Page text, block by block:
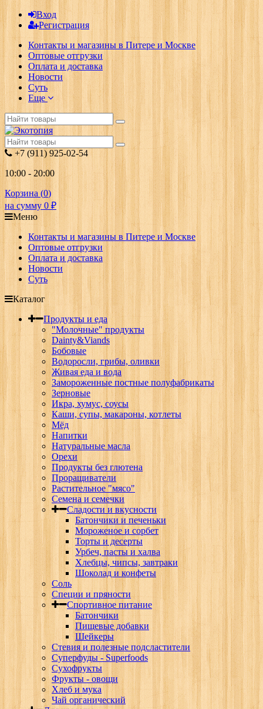
Вход
Регистрация
Контакты и магазины в Питере и Москве
Оптовые отгрузки
Оплата и доставка
Новости
Суть
Еще
+7 (911) 925-02-54
10:00 - 20:00
Корзина (0)
на сумму0₽
Меню
Контакты и магазины в Питере и Москве
Оптовые отгрузки
Оплата и доставка
Новости
Суть
Каталог
Продукты и еда
"Молочные" продукты
Dainty&Viands
Бобовые
Водоросли, грибы, оливки
Живая еда и вода
Замороженные постные полуфабрикаты
Зерновые
Икра, хумус, соусы
Каши, супы, макароны, котлеты
Мёд
Напитки
Натуральные масла
Орехи
Продукты без глютена
Проращиватели
Растительное "мясо"
Семена и семечки
Сладости и вкусности
Батончики и печеньки
Мороженое и сорбет
Торты и десерты
Урбеч, пасты и халва
Хлебцы, чипсы, завтраки
Шоколад и конфеты
Соль
Специи и пряности
Спортивное питание
Батончики
Пищевые добавки
Шейкеры
Стевия и полезные подсластители
Суперфуды - Superfoods
Сухофрукты
Фрукты - овощи
Хлеб и мука
Чай органический